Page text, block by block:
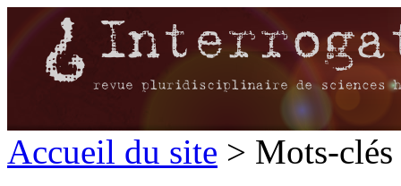
Accueil du site > Mots-